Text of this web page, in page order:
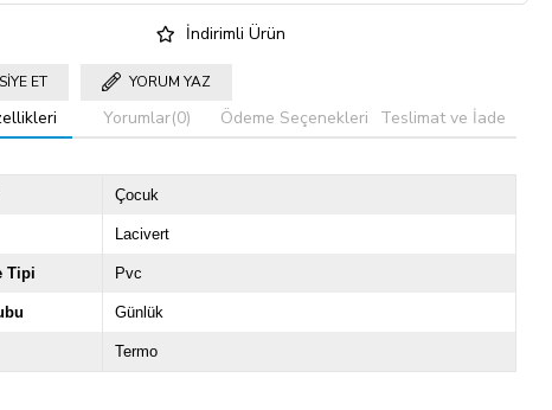
İndirimli Ürün
ET YORUM YAZ
Yorumlar(0) Ödeme Seçenekleri Teslimat ve İade
Çocuk
Lacivert
Tipi Pvc
Günlük
Termo